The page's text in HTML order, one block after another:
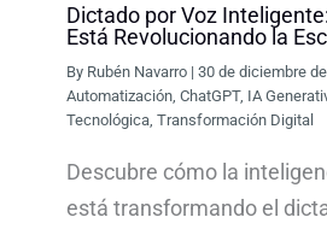
Dictado por Voz
Está Revolucionando la
By Rubén Navarro |30 de diciembre
Automatización ,ChatGPT, IA
Tecnológica ,Transformación Digital
Descubre cómo la
está transformando el